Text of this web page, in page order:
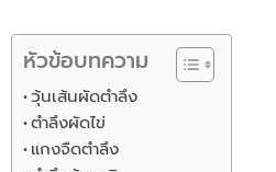
หัวข้อบทความ
วุ้นเส้นผัดตำลึง
ตำลึงผัดไข่
แกงจืดตำลึง